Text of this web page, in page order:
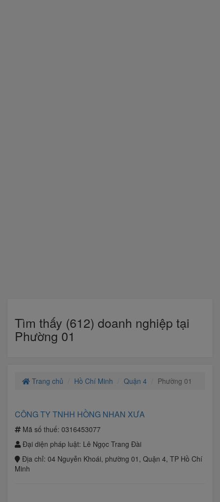
Tìm thấy (612) doanh nghiệp tại
Phường 01
Trang chủ Hồ Chí Minh Quận 4 Phường 01
CÔNG TY TNHH HỒNG NHAN XƯA
Mã số thuế: 0316453077
Đại diện pháp luật: Lê Ngọc Trang Đài
Địa chỉ: 04 Nguyễn Khoái, phường 01, Quận 4, TP Hồ Chí
Minh